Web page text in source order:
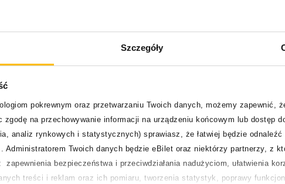
Szczegóły
pokrewnym oraz przetwarzaniu Twoich danych, możemy zapewnić,
na przechowywanie informacji na urządzeniu końcowym lub dostęp
analiz rynkowych i statystycznych) sprawiasz, że łatwiej będzie odnaleźć
Twoich danych będzie eBilet oraz niektórzy partnerzy, z
bezpieczeństwa i przeciwdziałania nadużyciom, ułatwienia
treści i reklam oraz ich pomiaru, tworzenia statystyk, poprawy